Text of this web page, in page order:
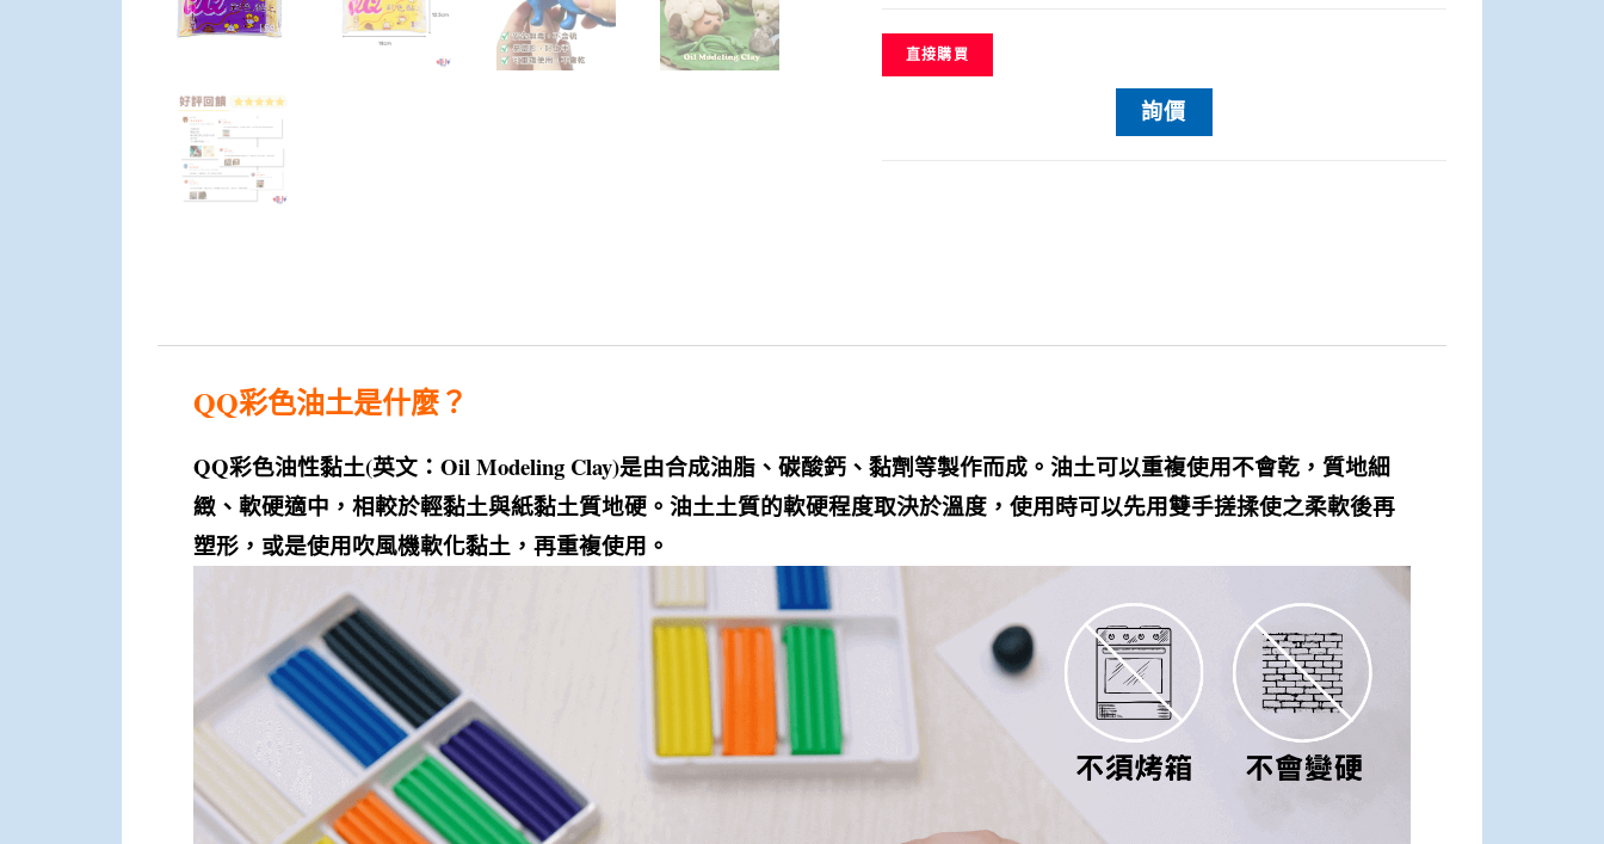
直接購買
詢價
QQ彩色油土是什麼？
QQ彩色油性黏土(英文： Oil Modeling Clay)是由合成油脂、碳酸鈣、黏劑等製作而成。油土可以重複使用不會乾，質地細
緻、軟硬適中，相較於輕黏土與紙黏土質地硬。油土土質的軟硬程度取決於溫度，使用時可以先用雙手搓揉使之柔軟後再
塑形，或是使用吹風機軟化黏土，再重複使用。